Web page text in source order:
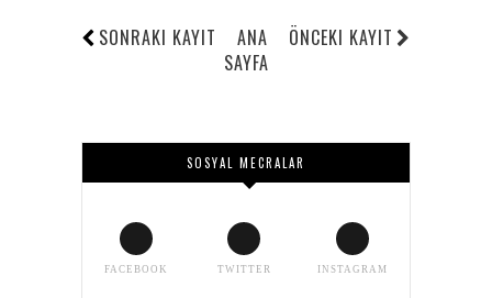
SONRAKI KAYIT ÖNCEKI KAYIT
ANA
SAYFA
SOSYAL MECRALAR
FACEBOOK TWITTER INSTAGRAM